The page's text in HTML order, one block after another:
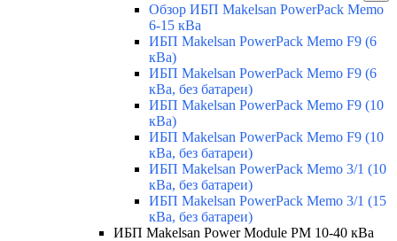
Обзор ИБП Makelsan PowerPack Memo
6-15 кВа
ИБП Makelsan PowerPack Memo F9 (6
кВа)
ИБП Makelsan PowerPack Memo F9 (6
кВа, без батареи)
ИБП Makelsan PowerPack Memo F9 (10
кВа)
ИБП Makelsan PowerPack Memo F9 (10
кВа, без батареи)
ИБП Makelsan PowerPack Memo 3/1 (10
кВа, без батареи)
ИБП Makelsan PowerPack Memo 3/1 (15
кВа, без батареи)
ИБП Makelsan Power Module PM 10-40 кВа